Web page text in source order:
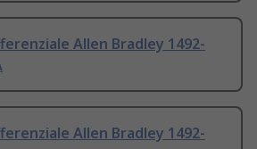
Allen Bradley 1492-
Allen Bradley 1492-